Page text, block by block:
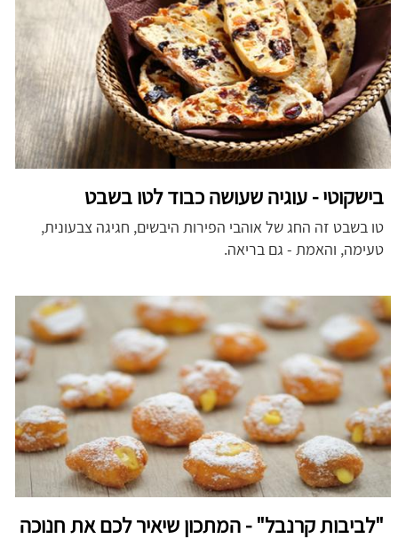
בישקוטי - עוגיה שעושה כבוד לטו בשבט
טו בשבט זה החג של אוהבי הפירות היבשים, חגיגה צבעונית,
טעימה, והאמת - גם בריאה.
"לביבות קרנבל" - המתכון שיאיר לכם את חנוכה